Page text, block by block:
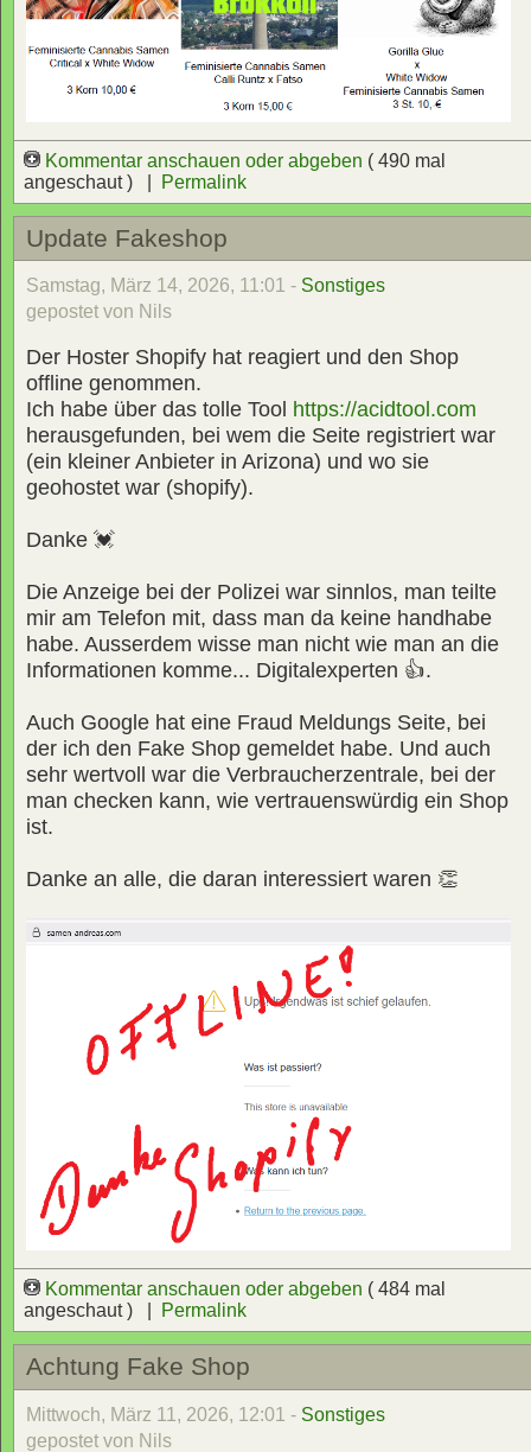
Kommentar anschauen oder abgeben ( 490 mal
angeschaut ) |
Permalink
Update Fakeshop
Samstag, März 14, 2026, 11:01 - Sonstiges
gepostet von Nils
Der Hoster Shopify hat reagiert und den Shop
offline genommen.
Ich habe über das tolle Tool https://acidtool.com
herausgefunden, bei wem die Seite registriert war
(ein kleiner Anbieter in Arizona) und wo sie
geohostet war (shopify).
Danke 💓
Die Anzeige bei der Polizei war sinnlos, man teilte
mir am Telefon mit, dass man da keine handhabe
habe. Ausserdem wisse man nicht wie man an die
Informationen komme... Digitalexperten 👍.
Auch Google hat eine Fraud Meldungs Seite, bei
der ich den Fake Shop gemeldet habe. Und auch
sehr wertvoll war die Verbraucherzentrale, bei der
man checken kann, wie vertrauenswürdig ein Shop
ist.
Danke an alle, die daran interessiert waren 👏
Kommentar anschauen oder abgeben ( 484 mal
angeschaut ) |
Permalink
Achtung Fake Shop
Mittwoch, März 11, 2026, 12:01 - Sonstiges
gepostet von Nils